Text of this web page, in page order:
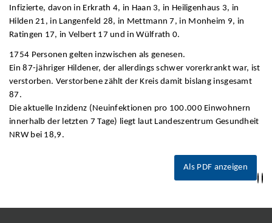
Infizierte, davon in Erkrath 4, in Haan 3, in Heiligenhaus 3, in
Hilden 21, in Langenfeld 28, in Mettmann 7, in Monheim 9, in
Ratingen 17, in Velbert 17 und in Wülfrath 0.
1754 Personen gelten inzwischen als genesen.
Ein 87-jähriger Hildener, der allerdings schwer vorerkrankt war, ist
verstorben. Verstorbene zählt der Kreis damit bislang insgesamt
87.
Die aktuelle Inzidenz (Neuinfektionen pro 100.000 Einwohnern
innerhalb der letzten 7 Tage) liegt laut Landeszentrum Gesundheit
NRW bei 18,9.
Als PDF anzeigen